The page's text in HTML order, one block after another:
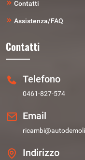
Contatti
Assistenza/FAQ
Contatti
Telefono
0461-827-574
Email
Indirizzo